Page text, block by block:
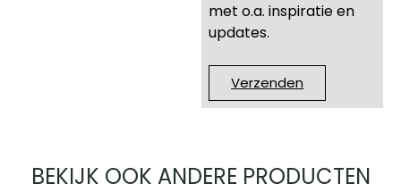
met o.a. inspiratie en
updates.
Verzenden
BEKIJK OOK ANDERE PRODUCTEN